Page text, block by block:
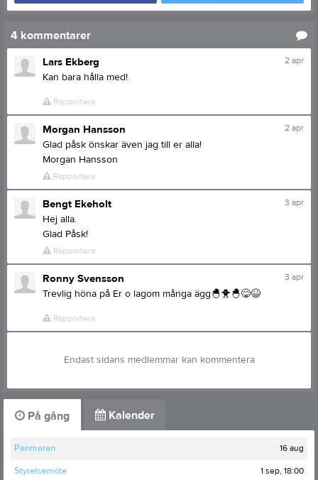
4 kommentarer
2 apr
Lars Ekberg
Kan bara hålla med!
Rapportera
2 apr
Morgan Hansson
Glad påsk önskar även jag till er alla!
Morgan Hansson
Rapportera
3 apr
Bengt Ekeholt
Hej alla.
Glad Påsk!
Rapportera
3 apr
Ronny Svensson
Trevlig höna på Er o lagom många ägg🐣🐥🐣😋😆
Rapportera
Endast sidans medlemmar kan kommentera
På gång Kalender
Panmaran 16 aug
Styrelsemöte 1 sep, 18:00